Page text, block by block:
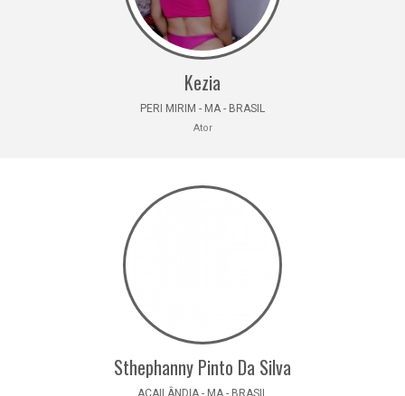
Kezia
PERI MIRIM - MA - BRASIL
Ator
Sthephanny Pinto Da Silva
AÇAILÂNDIA - MA - BRASIL